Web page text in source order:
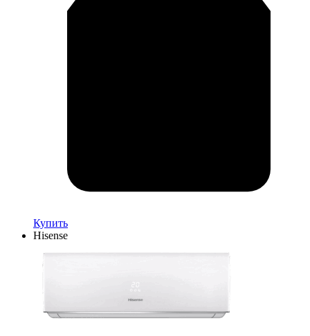
Купить
Hisense